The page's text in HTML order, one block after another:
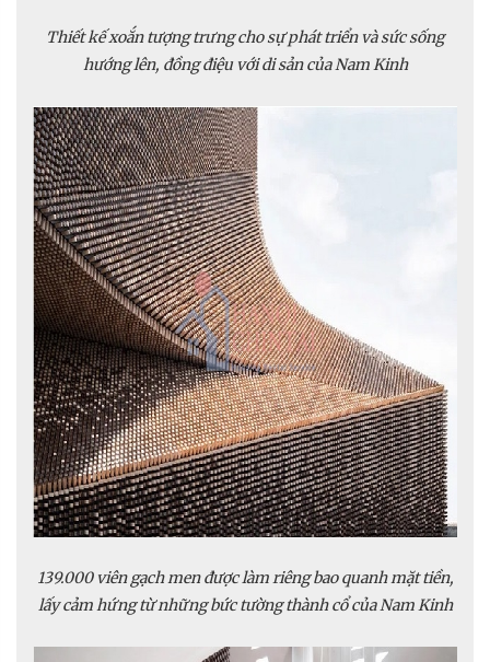
Thiết kế xoắn tượng trưng cho sự phát triển và sức sống
hướng lên, đồng điệu với di sản của Nam Kinh
139.000 viên gạch men được làm riêng bao quanh mặt tiền,
lấy cảm hứng từ những bức tường thành cổ của Nam Kinh